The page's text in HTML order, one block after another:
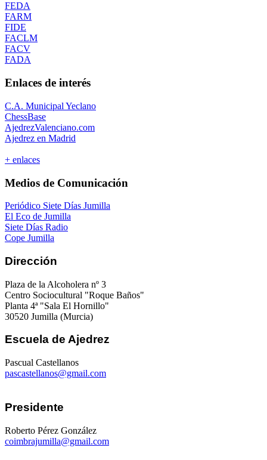
FEDA
FARM
FIDE
FACLM
FACV
FADA
Enlaces de interés
C.A. Municipal Yeclano
ChessBase
AjedrezValenciano.com
Ajedrez en Madrid
+ enlaces
Medios de Comunicación
Periódico Siete Días Jumilla
El Eco de Jumilla
Siete Días Radio
Cope Jumilla
Dirección
Plaza de la Alcoholera nº 3
Centro Sociocultural "Roque Baños"
Planta 4ª "Sala El Hornillo"
30520 Jumilla (Murcia)
Escuela de Ajedrez
Pascual Castellanos
pascastellanos@gmail.com
Presidente
Roberto Pérez González
coimbrajumilla@gmail.com